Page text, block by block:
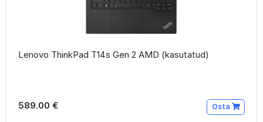
Lenovo ThinkPad T14s Gen 2 AMD (kasutatud)
589.00 € Osta